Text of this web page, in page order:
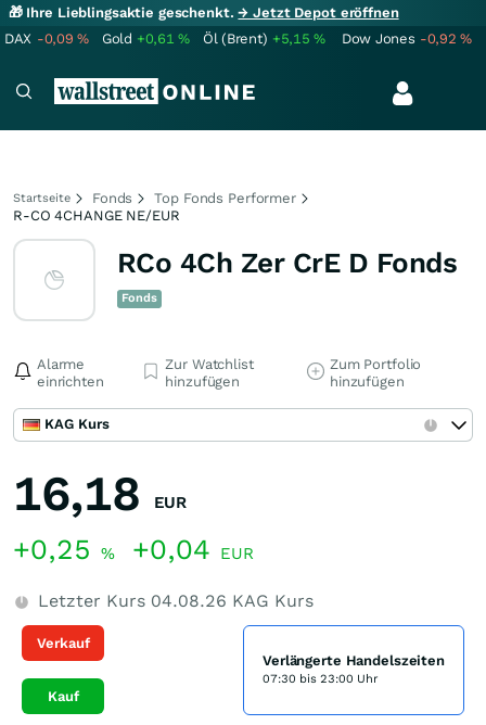
🎁 Ihre Lieblingsaktie geschenkt.→ Jetzt Depot eröffnen
DAX -0,09% Gold +0,61% Öl (Brent) +5,15% Dow Jones -0,92%
Startseite Fonds
Top Fonds Performer
R-CO 4CHANGE NE/EUR
RCo 4Ch Zer CrE D Fonds
Fonds
Alarme
einrichten
Zur Watchlist
hinzufügen
Zum Portfolio
hinzufügen
KAG Kurs
16,18 EUR
+0,25 % +0,04 EUR
Letzter Kurs 04.08.26 KAG Kurs
Verkauf
Kauf
Verlängerte Handelszeiten
07:30 bis 23:00 Uhr